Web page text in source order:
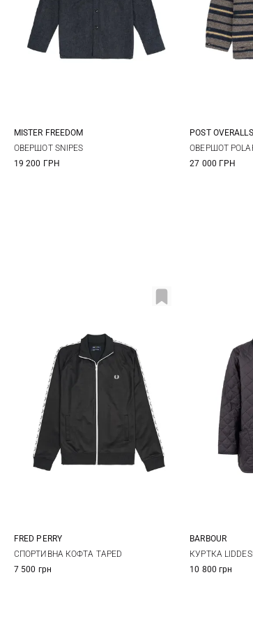
M L
MISTER FREEDOM
ОВЕРШОТ SNIPES
19 200 ГРН
M
POST OVERALLS
ОВЕРШОТ
27 000 ГРН
S M L
FRED PERRY
СПОРТИВНА КОФТА TAPED
7 500 грн
S
BARBOUR
КУРТКА
10 800 грн